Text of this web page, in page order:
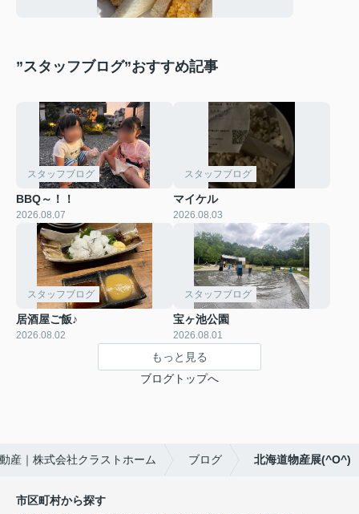
”スタッフブログ”おすすめ記事
スタッフブログ
BBQ～！！
2026.08.07
スタッフブログ
マイケル
2026.08.03
スタッフブログ
居酒屋ご飯♪
2026.08.02
スタッフブログ
宝ヶ池公園
2026.08.01
もっと見る
ブログトップへ
産｜株式会社クラストホーム ブログ 北海道物産展(^O^)
市区町村から探す